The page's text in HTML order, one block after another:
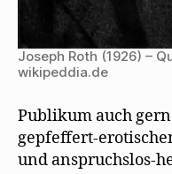
Joseph Roth (1926) –
wikipeddia.de
Publikum auch
gepfeffert-
und anspruchslos-